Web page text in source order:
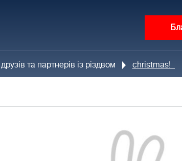
та партнерів із різдвом christmas!_